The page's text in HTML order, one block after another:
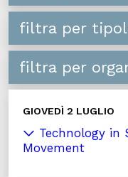
filtra per
filtra per
GIOVEDÌ 2 LUGLIO
Technology in
Movement